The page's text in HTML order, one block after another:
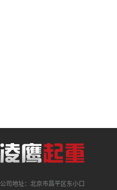
公司地址：北京市昌平区东小口